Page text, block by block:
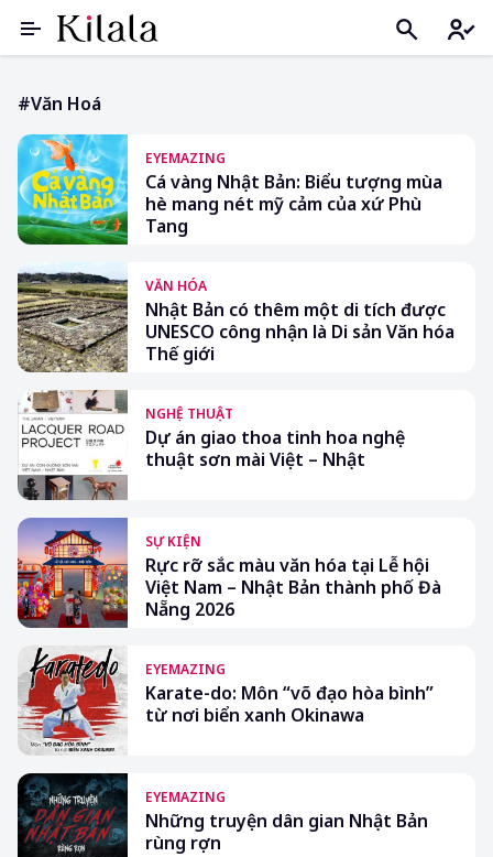
#văn Hoá
EYEMAZING
Cá vàng Nhật Bản: Biểu tượng mùa
hè mang nét mỹ cảm của xứ Phù
Tang
VĂN HÓA
Nhật Bản có thêm một di tích được
UNESCO công nhận là Di sản Văn hóa
Thế giới
NGHỆ THUẬT
Dự án giao thoa tinh hoa nghệ
thuật sơn mài Việt – Nhật
SỰ KIỆN
Rực rỡ sắc màu văn hóa tại Lễ hội
Việt Nam – Nhật Bản thành phố Đà
Nẵng 2026
EYEMAZING
Karate-do: Môn “võ đạo hòa bình”
từ nơi biển xanh Okinawa
EYEMAZING
Những truyện dân gian Nhật Bản
rùng rợn